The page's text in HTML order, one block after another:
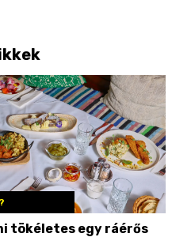
tökéletes egy ráérős